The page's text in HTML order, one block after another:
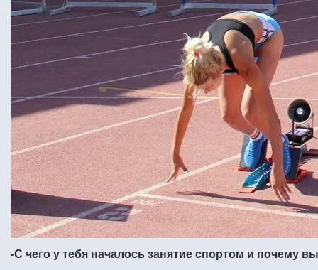
-С чего у тебя началось занятие спортом и почему